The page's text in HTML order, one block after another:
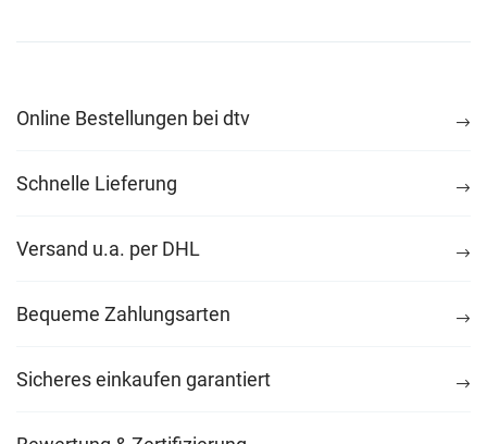
Online Bestellungen bei dtv
Schnelle Lieferung
Versand u.a. per DHL
Bequeme Zahlungsarten
Sicheres einkaufen garantiert